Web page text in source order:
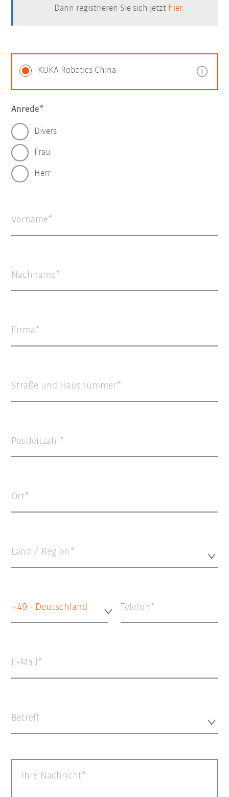
Dann registrieren Sie sich jetzt hier.
KUKA Robotics China
Anrede
Divers
Frau
Herr
Vorname
Nachname
Firma
Straße und Hausnummer
Postleitzahl
Ort
Land / Region*
+49 - Deutschland Telefon
E-Mail
Betreff
Ihre Nachricht